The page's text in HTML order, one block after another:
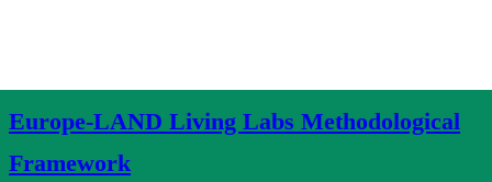
Europe-LAND Living Labs Methodological
Framework